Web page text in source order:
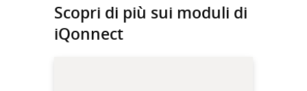
Scopri di più sui moduli di
iQonnect